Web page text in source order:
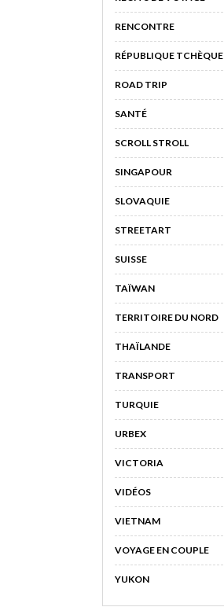
RENCONTRE
RÉPUBLIQUE TCHÈQUE
ROAD TRIP
SANTÉ
SCROLL STROLL
SINGAPOUR
SLOVAQUIE
STREETART
SUISSE
TAÏWAN
TERRITOIRE DU NORD
THAÏLANDE
TRANSPORT
TURQUIE
URBEX
VICTORIA
VIDÉOS
VIETNAM
VOYAGE EN COUPLE
YUKON